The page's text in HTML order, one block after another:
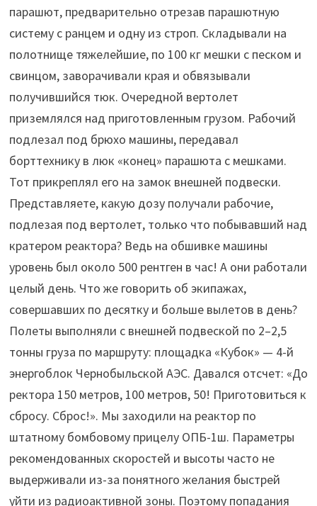
парашют, предварительно отрезав парашютную
систему с ранцем и одну из строп. Складывали на
полотнище тяжелейшие, по 100 кг мешки с песком и
свинцом, заворачивали края и обвязывали
получившийся тюк. Очередной вертолет
приземлялся над приготовленным грузом. Рабочий
подлезал под брюхо машины, передавал
борттехнику в люк «конец» парашюта с мешками.
Тот прикреплял его на замок внешней подвески.
Представляете, какую дозу получали рабочие,
подлезая под вертолет, только что побывавший над
кратером реактора? Ведь на обшивке машины
уровень был около 500 рентген в час! А они работали
целый день. Что же говорить об экипажах,
совершавших по десятку и больше вылетов в день?
Полеты выполняли с внешней подвеской по 2–2,5
тонны груза по маршруту: площадка «Кубок» — 4-й
энергоблок Чернобыльской АЭС. Давался отсчет: «До
ректора 150 метров, 100 метров, 50! Приготовиться к
сбросу. Сброс!». Мы заходили на реактор по
штатному бомбовому прицелу ОПБ-1ш. Параметры
рекомендованных скоростей и высоты часто не
выдерживали из-за понятного желания быстрей
уйти из радиоактивной зоны. Поэтому попадания